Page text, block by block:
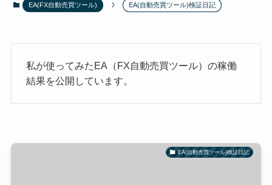
EA(FX自動売買ツール) EA(自動売買ツール)検証日記
私が使ってみたEA（FX自動売買ツール）の稼働
結果を公開しています。
EA(自動売買ツール)検証日記